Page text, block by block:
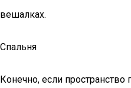
вешалках.
Спальня
Конечно, если